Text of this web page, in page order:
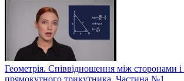
Геометрія. Співвідношення між сторонами
прямокутного трикутника. Частина №1